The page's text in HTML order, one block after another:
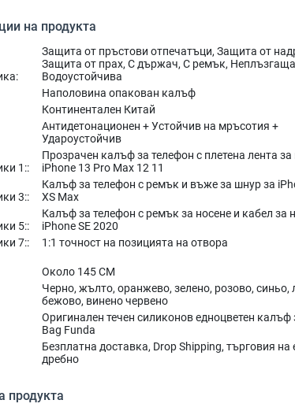
на продукта
Защита от пръстови отпечатъци, Защита от
Защита от прах, С държач, С ремък, Неплъзгаща
Водоустойчива
Наполовина опакован калъф
Континентален Китай
Антидетонационен + Устойчив на мръсотия +
Удароустойчив
1::
Прозрачен калъф за телефон с плетена лента
iPhone 13 Pro Max 12 11
3::
Калъф за телефон с ремък и въже за шнур за
XS Max
5::
Калъф за телефон с ремък за носене и кабел за
iPhone SE 2020
7::
1:1 точност на позицията на отвора
Около 145 СМ
Черно, жълто, оранжево, зелено, розово, синьо,
бежово, винено червено
Оригинален течен силиконов едноцветен калъф
Bag Funda
Безплатна доставка, Drop Shipping, търговия на
дребно
продукта